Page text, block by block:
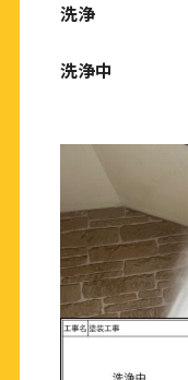
洗浄
洗浄中